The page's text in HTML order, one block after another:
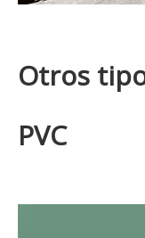
Otros
PVC